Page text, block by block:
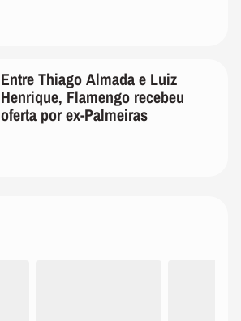
Entre Thiago Almada e Luiz
Henrique, Flamengo recebeu
oferta por ex-Palmeiras